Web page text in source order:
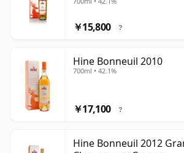
￥15,800 ?
Hine Bonneuil 2010
700ml • 42.1%
￥17,100 ?
Hine Bonneuil 2012